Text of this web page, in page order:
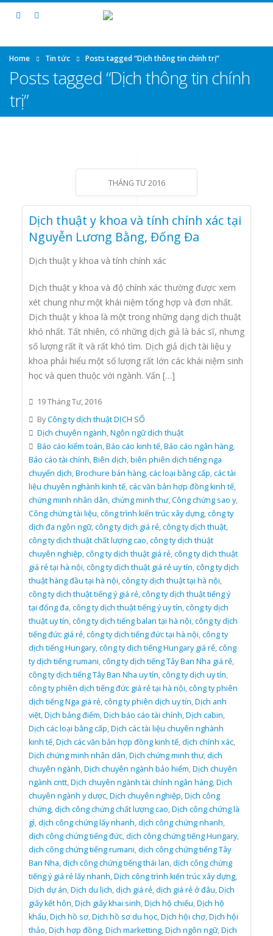
Home Tin tức Posts tagged “Dịch thông tin chính trị”
Posts tagged “Dịch thông tin chính
trị”
THÁNG TƯ 2016
Dịch thuật y khoa và tính chính xác tại
Nguyễn Lương Bằng, Đống Đa
Dịch thuật y khoa và tính chính xác
Dịch thuật y khoa và độ chính xác thường được xem
xét chung như một khái niệm tổng hợp và đơn nhất.
Dịch thuật y khoa là một trong những dạng dịch thuật
khó nhất. Tất nhiên, có những dịch giả là bác sĩ, nhưng
số lượng rất ít và rất khó tìm. Dịch giả dịch tài liệu y
khoa phải hiểu một số lượng rất lớn các khái niệm sinh
học và quen thuộc với ngành. Vấn […]
19 Tháng Tư, 2016
ByCông ty dịch thuật DỊCH SỐ
Dịch chuyên ngành,Ngôn ngữ dịch thuật
Báo cáo kiểm toán,Báo cáo kinh tế,Báo cáo ngân hàng,
Báo cáo tài chính,Biên dịch,biên phiên dịch tiếng nga
chuyển dịch,Brochure bán hàng,các loại bằng cấp,các tài
liệu chuyên nghành kinh tế,các văn bản hợp đồng kinh tế,
chứng minh nhân dân,chứng minh thư,Công chứng sao y,
Công chứng tài liệu,công trình kiến trúc xây dựng,công ty
dịch đa ngôn ngữ,công ty dịch giá rẻ,công ty dịch thuật,
công ty dịch thuật chất lượng cao,công ty dịch thuật
chuyên nghiệp,công ty dịch thuật giá rẻ,công ty dịch thuật
giá rẻ tại hà nội,công ty dịch thuật giá rẻ uy tín,công ty dịch
thuật hàng đầu tại hà nội,công ty dịch thuật tại hà nội,
công ty dịch thuật tiếng ý giá rẻ,công ty dịch thuật tiếng ý
tại đống đa,công ty dịch thuật tiếng ý uy tín,công ty dịch
thuật uy tín,công ty dịch tiếng balan tại hà nội,công ty dịch
tiếng đức giá rẻ,công ty dịch tiếng đức tại hà nội,công ty
dịch tiếng Hungary,công ty dịch tiếng Hungary giá rẻ,công
ty dịch tiếng rumani,công ty dịch tiếng Tây Ban Nha giá rẻ,
công ty dịch tiếng Tây Ban Nha uy tín,công ty dịch uy tín,
công ty phiên dịch tiếng đức giá rẻ tại hà nội,công ty phiên
dịch tiếng Nga giá rẻ,công ty phiên dịch uy tín,Dịch anh
việt,Dịch bảng điểm,Dịch báo cáo tài chính,Dịch cabin,
Dịch các loại bằng cấp,Dịch các tài liệu chuyên nghành
kinh tế,Dịch các văn bản hợp đồng kinh tế,dịch chính xác,
Dịch chứng minh nhân dân,Dịch chứng minh thư,dịch
chuyên ngành,Dịch chuyên ngành bảo hiểm,Dịch chuyên
ngành cntt,Dịch chuyên ngành tài chính ngân hàng,Dịch
chuyên ngành y dược,Dịch chuyên nghiệp,Dịch công
chứng,dịch công chứng chất lượng cao,Dịch công chứng là
gì,dịch công chứng lấy nhanh,dịch công chứng nhanh,
dịch công chứng tiếng đức,dịch công chứng tiếng Hungary,
dịch công chứng tiếng rumani,dịch công chứng tiếng Tây
Ban Nha,dịch công chứng tiếng thái lan,dịch công chứng
tiếng ý giá rẻ lấy nhanh,Dịch công trình kiến trúc xây dựng,
Dịch dự án,Dịch du lịch,dịch giá rẻ,dịch giá rẻ ở đâu,Dịch
giấy kết hôn,Dịch giấy khai sinh,Dịch hộ chiếu,Dịch hộ
khẩu,Dịch hồ sơ,Dịch hồ sơ du học,Dịch hội chợ,Dịch hội
thảo,Dịch hợp đồng,Dịch marketting,Dịch ngôn ngữ,Dịch